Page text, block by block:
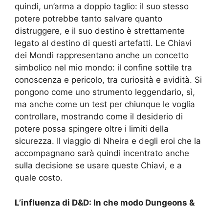
quindi, un’arma a doppio taglio: il suo stesso
potere potrebbe tanto salvare quanto
distruggere, e il suo destino è strettamente
legato al destino di questi artefatti. Le Chiavi
dei Mondi rappresentano anche un concetto
simbolico nel mio mondo: il confine sottile tra
conoscenza e pericolo, tra curiosità e avidità. Si
pongono come uno strumento leggendario, sì,
ma anche come un test per chiunque le voglia
controllare, mostrando come il desiderio di
potere possa spingere oltre i limiti della
sicurezza. Il viaggio di Nheira e degli eroi che la
accompagnano sarà quindi incentrato anche
sulla decisione se usare queste Chiavi, e a
quale costo.
L’influenza di D&D: In che modo Dungeons &